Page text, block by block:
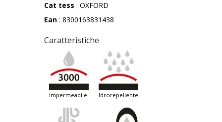
Cat tess : OXFORD
Ean : 8300163831438
Caratteristiche
impermeabile idrorepellente